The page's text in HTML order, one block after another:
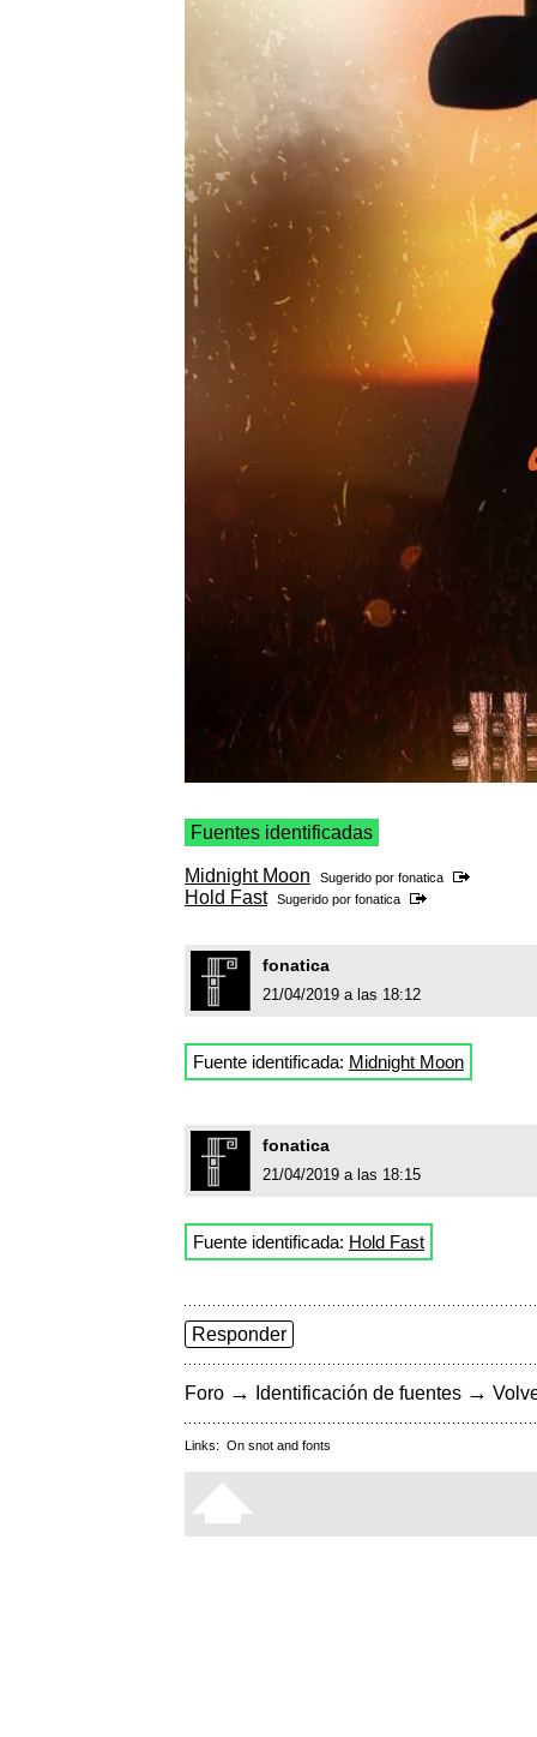
Fuentes identificadas
Midnight Moon Sugerido por fonatica
Hold Fast Sugerido por fonatica
fonatica
21/04/2019 a las 18:12
Fuente identificada: Midnight Moon
fonatica
21/04/2019 a las 18:15
Fuente identificada: Hold Fast
Responder
Foro → Identificación de fuentes →
Links: On snot and fonts